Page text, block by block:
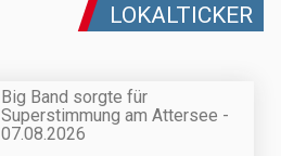
LOKALTICKER
Big Band sorgte für
Superstimmung am Attersee -
07.08.2026